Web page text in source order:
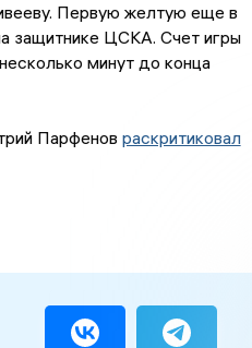
Первую желтую еще в
защитнике ЦСКА. Счет игры
минут до конца
Парфенов раскритиковал